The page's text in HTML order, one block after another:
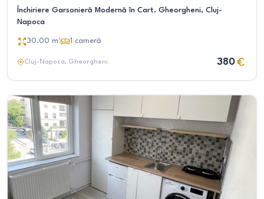
Închiriere Garsonieră Modernă în Cart. Gheorgheni, Cluj-
Napoca
30.00 m² 1 cameră
Cluj-Napoca, Gheorgheni 380